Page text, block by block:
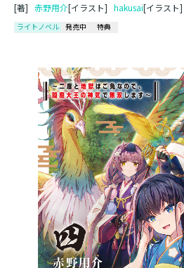
[著] 赤野用介[イラスト] hakusai[イラスト]
ライトノベル 発売中 特典